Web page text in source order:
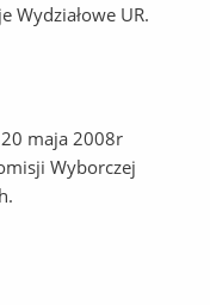
Wydziałowe UR.
maja 2008r
Wyborczej